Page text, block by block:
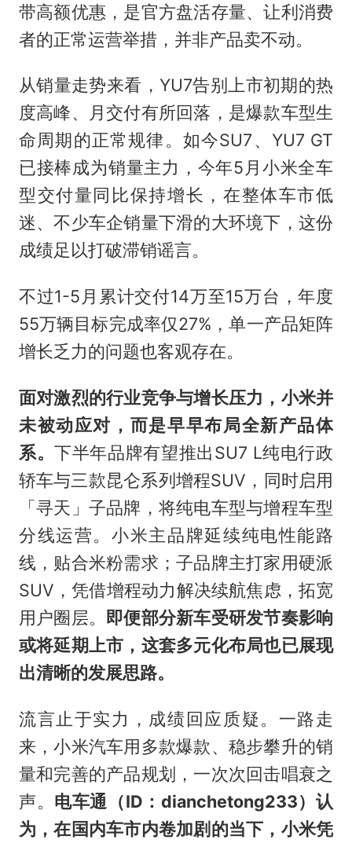
带高额优惠，是官方盘活存量、让利消费
者的正常运营举措，并非产品卖不动。
从销量走势来看，YU7告别上市初期的热
度高峰、月交付有所回落，是爆款车型生
命周期的正常规律。如今SU7、YU7 GT
已接棒成为销量主力，今年5月小米全车
型交付量同比保持增长，在整体车市低
迷、不少车企销量下滑的大环境下，这份
成绩足以打破滞销谣言。
不过1-5月累计交付14万至15万台，年度
55万辆目标完成率仅27%，单一产品矩阵
增长乏力的问题也客观存在。
面对激烈的行业竞争与增长压力，小米并
未被动应对，而是早早布局全新产品体
系。下半年品牌有望推出SU7 L纯电行政
轿车与三款昆仑系列增程SUV，同时启用
「寻天」子品牌，将纯电车型与增程车型
分线运营。小米主品牌延续纯电性能路
线，贴合米粉需求；子品牌主打家用硬派
SUV，凭借增程动力解决续航焦虑，拓宽
用户圈层。 即便部分新车受研发节奏影响
或将延期上市，这套多元化布局也已展现
出清晰的发展思路。
流言止于实力，成绩回应质疑。一路走
来，小米汽车用多款爆款、稳步攀升的销
量和完善的产品规划，一次次回击唱衰之
声。 电车通（ID：dianchetong233）认
为，在国内车市内卷加剧的当下，小米凭